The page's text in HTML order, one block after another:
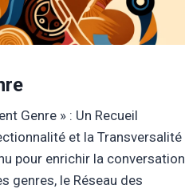
Genre » : Un Recueil
et la Transversalité
pour enrichir la conversation
genres, le Réseau des